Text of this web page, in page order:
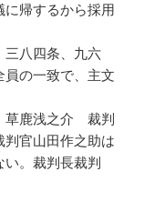
に帰するから採用
三八四条、九六
の一致で、主文
鹿浅之介 裁判
官山田作之助は
。裁判長裁判